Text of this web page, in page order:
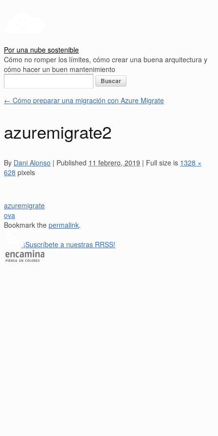
Por una nube sostenible
Cómo no romper los límites, cómo crear una buena arquitectura y
cómo hacer un buen mantenimiento
← Cómo preparar una migración con Azure Migrate
azuremigrate2
By Dani Alonso | Published 11 febrero, 2019 | Full size is 1328 ×
628 pixels
azuremigrate
ova
Bookmark the permalink.
¡Suscríbete a nuestras RRSS!